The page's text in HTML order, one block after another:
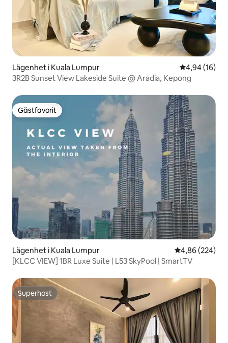
Lägenhet i Kuala Lumpur 4,94 av 5 i
4,94 (16)
3R2B Sunset View Lakeside Suite @ Aradia, Kepong
Gästfavorit
Gästfavorit
Lägenhet i Kuala Lumpur 4,86 av 5 i
4,86 (224)
[KLCC VIEW] 1BR Luxe Suite | L53 SkyPool | SmartTV
Superhost
Superhost